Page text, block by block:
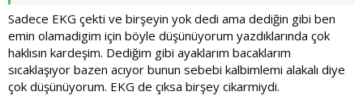
Sadece EKG çekti ve birşeyin yok dedi ama dediğin gibi ben
emin olamadigim için böyle düşünüyorum yazdıklarında çok
haklısın kardeşim. Dediğim gibi ayaklarım bacaklarım
sıcaklaşıyor bazen acıyor bunun sebebi kalbimlemi alakalı diye
çok düşünüyorum. EKG de çıksa birşey cikarmiydi.